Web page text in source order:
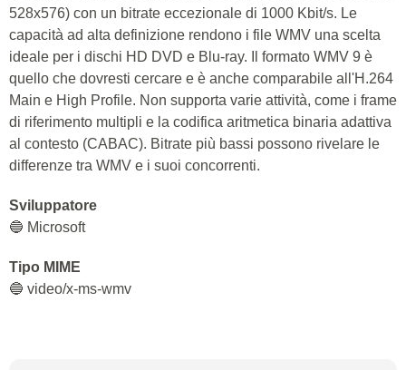
528x576) con un bitrate eccezionale di 1000 Kbit/s. Le
capacità ad alta definizione rendono i file WMV una scelta
ideale per i dischi HD DVD e Blu-ray. Il formato WMV 9 è
quello che dovresti cercare e è anche comparabile all'H.264
Main e High Profile. Non supporta varie attività, come i frame
di riferimento multipli e la codifica aritmetica binaria adattiva
al contesto (CABAC). Bitrate più bassi possono rivelare le
differenze tra WMV e i suoi concorrenti.
Sviluppatore
🔵 Microsoft
Tipo MIME
🔵 video/x-ms-wmv